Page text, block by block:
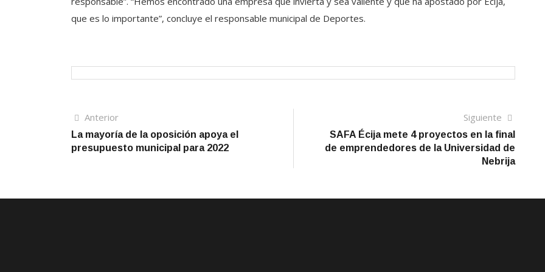
que es lo importante”, concluye el responsable municipal de Deportes.
Navegación
de
AnteriorArtículo
anterior
La mayoría de la oposición apoya el
presupuesto municipal para 2022
Siguiente
artículo
SAFA Écija mete 4 proyectos en la final
de emprendedores de la Universidad de
Nebrija